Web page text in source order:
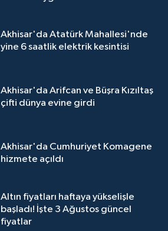
Akhisar'da Atatürk Mahallesi'nde
yine 6 saatlik elektrik kesintisi
Akhisar'da Arifcan ve Büşra Kızıltaş
çifti dünya evine girdi
Akhisar'da Cumhuriyet Komagene
hizmete açıldı
Altın fiyatları haftaya yükselişle
başladı! İşte 3 Ağustos güncel
fiyatlar